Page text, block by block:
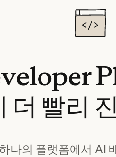
더 빨리
하나의 플랫폼에서 AI